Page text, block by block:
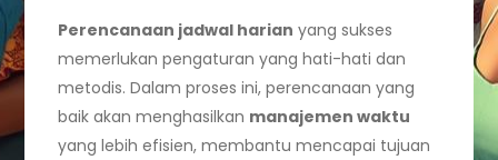
Perencanaan jadwal harian yang sukses
memerlukan pengaturan yang hati-hati dan
metodis. Dalam proses ini, perencanaan yang
baik akan menghasilkan manajemen waktu
yang lebih efisien, membantu mencapai tujuan